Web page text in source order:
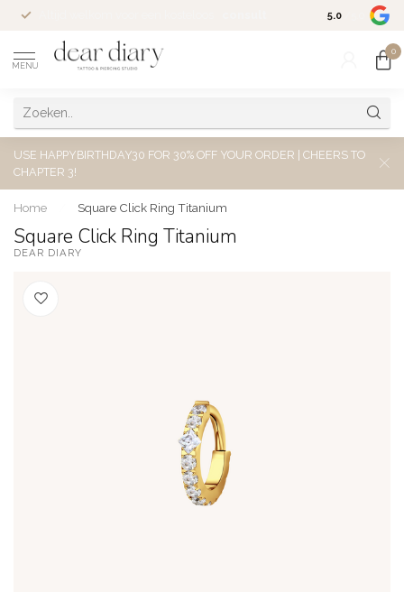
5.0
MENU
0
USE HAPPYBIRTHDAY30 FOR 30% OFF YOUR ORDER | CHEERS TO
CHAPTER 3!
Home Square Click Ring Titanium
Square Click Ring Titanium
DEAR DIARY